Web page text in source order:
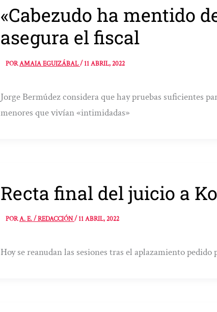
«Cabezudo ha mentido
asegura el fiscal
PORAMAIA EGUIZÁBAL/11 ABRIL, 2022
Jorge Bermúdez considera que hay pruebas suficientes
menores que vivían «intimidadas»
Recta final del juicio a
PORA. E. / REDACCIÓN/11 ABRIL, 2022
Hoy se reanudan las sesiones tras el aplazamiento pedido